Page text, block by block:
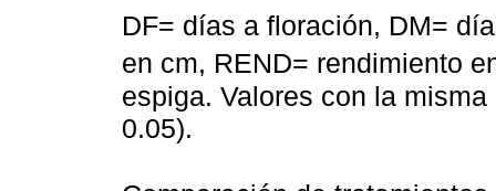
DF= días a floración, DM=
en cm, REND= rendimiento
espiga. Valores con la
0.05).